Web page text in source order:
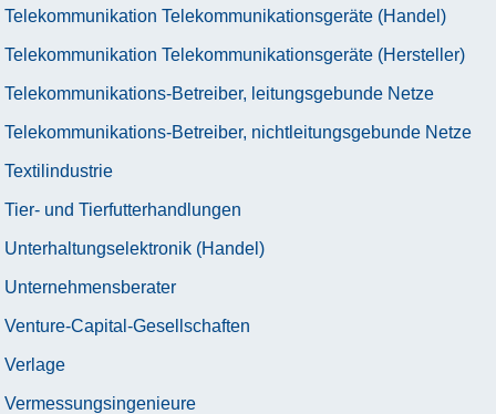
Telekommunikation Telekommunikationsgeräte (Handel)
Telekommunikation Telekommunikationsgeräte (Hersteller)
Telekommunikations-Betreiber, leitungsgebunde Netze
Telekommunikations-Betreiber, nichtleitungsgebunde Netze
Textilindustrie
Tier- und Tierfutterhandlungen
Unterhaltungselektronik (Handel)
Unternehmensberater
Venture-Capital-Gesellschaften
Verlage
Vermessungsingenieure